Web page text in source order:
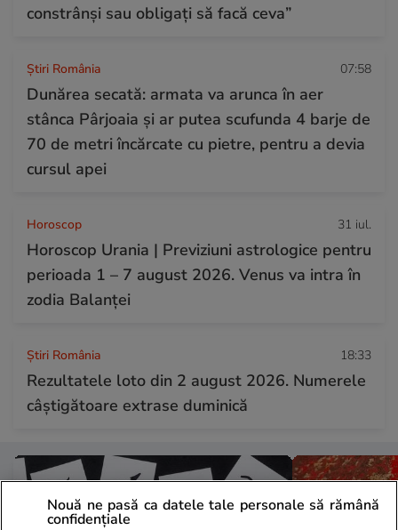
constrânși sau obligați să facă ceva”
Știri România 07:58
Dunărea secată: armata va arunca în aer
stânca Pârjoaia și ar putea scufunda 4 barje de
70 de metri încărcate cu pietre, pentru a devia
cursul apei
Horoscop 31 iul.
Horoscop Urania | Previziuni astrologice pentru
perioada 1 – 7 august 2026. Venus va intra în
zodia Balanței
Știri România 18:33
Rezultatele loto din 2 august 2026. Numerele
câștigătoare extrase duminică
Nouă ne pasă ca datele tale personale să rămână
confidențiale